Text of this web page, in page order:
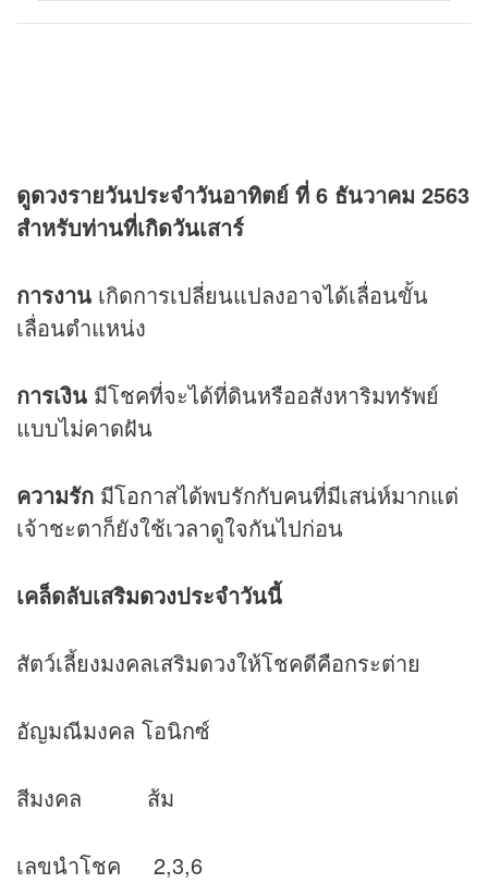
ดูดวงรายวันประจำวันอาทิตย์ ที่ 6 ธันวาคม 2563
สำหรับท่านที่เกิดวันเสาร์
การงาน เกิดการเปลี่ยนแปลงอาจได้เลื่อนขั้น
เลื่อนตำแหน่ง
การเงิน มีโชคที่จะได้ที่ดินหรืออสังหาริมทรัพย์
แบบไม่คาดฝัน
ความรัก มีโอกาสได้พบรักกับคนที่มีเสน่ห์มากแต่
เจ้าชะตาก็ยังใช้เวลาดูใจกันไปก่อน
เคล็ดลับเสริมดวงประจำวันนี้
สัตว์เลี้ยงมงคลเสริมดวงให้โชคดีคือกระต่าย
อัญมณีมงคล โอนิกซ์
สีมงคล ส้ม
เลขนำโชค 2,3,6